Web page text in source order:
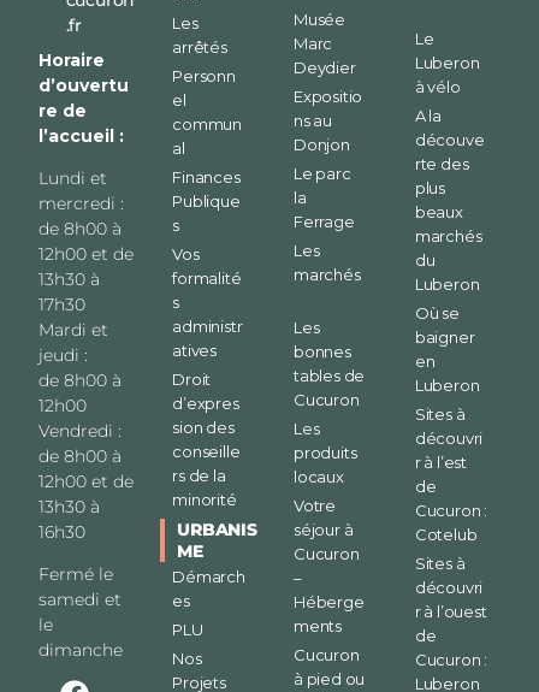
.fr
Horaire
d’ouvertu
re de
l’accueil :
Lundi et
mercredi :
de 8h00 à
12h00 et de
13h30 à
17h30
Mardi et
jeudi :
de 8h00 à
12h00
Vendredi :
de 8h00 à
12h00 et de
13h30 à
16h30
Fermé le
samedi et
le
dimanche
Les
arrêtés
Personn
el
commun
al
Finances
Publique
s
Vos
formalité
s
administr
atives
Droit
d’expres
sion des
conseille
rs de la
minorité
URBANIS
ME
Démarch
es
PLU
Nos
Projets
Musée
Marc
Deydier
Expositio
ns au
Donjon
Le parc
la
Ferrage
Les
marchés
Les
bonnes
tables de
Cucuron
Les
produits
locaux
Votre
séjour à
Cucuron
–
Héberge
ments
Cucuron
à pied ou
Le
Luberon
à vélo
A la
découve
rte des
plus
beaux
marchés
du
Luberon
Où se
baigner
en
Luberon
Sites à
découvri
r à l’est
de
Cucuron :
Cotelub
Sites à
découvri
r à l’ouest
de
Cucuron :
Luberon